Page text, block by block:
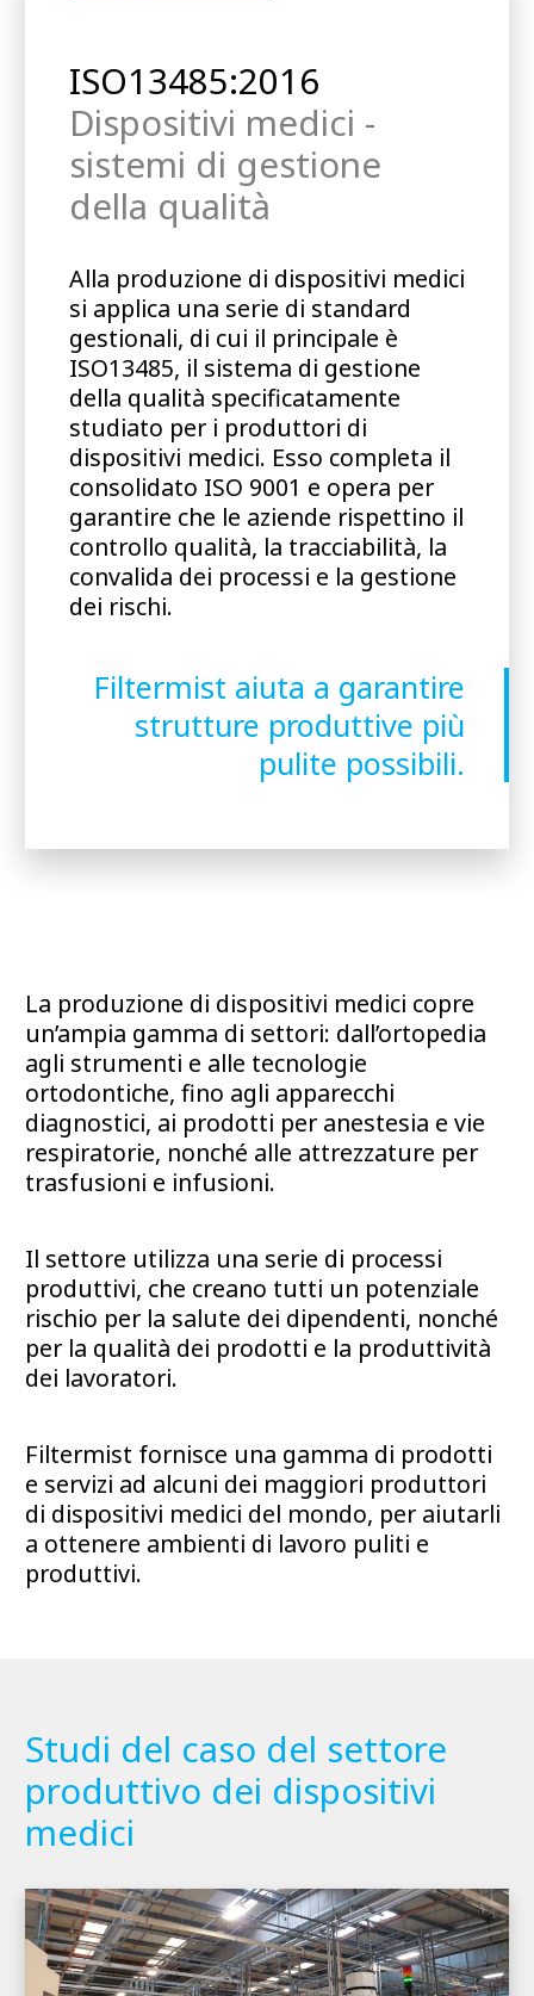
ISO13485:2016
Dispositivi medici -
sistemi di gestione
della qualità
Alla produzione di dispositivi medici
si applica una serie di standard
gestionali, di cui il principale è
ISO13485, il sistema di gestione
della qualità specificatamente
studiato per i produttori di
dispositivi medici. Esso completa il
consolidato ISO 9001 e opera per
garantire che le aziende rispettino il
controllo qualità, la tracciabilità, la
convalida dei processi e la gestione
dei rischi.
Filtermist aiuta a garantire
strutture produttive più
pulite possibili.
La produzione di dispositivi medici copre
un’ampia gamma di settori: dall’ortopedia
agli strumenti e alle tecnologie
ortodontiche, fino agli apparecchi
diagnostici, ai prodotti per anestesia e vie
respiratorie, nonché alle attrezzature per
trasfusioni e infusioni.
Il settore utilizza una serie di processi
produttivi, che creano tutti un potenziale
rischio per la salute dei dipendenti, nonché
per la qualità dei prodotti e la produttività
dei lavoratori.
Filtermist fornisce una gamma di prodotti
e servizi ad alcuni dei maggiori produttori
di dispositivi medici del mondo, per aiutarli
a ottenere ambienti di lavoro puliti e
produttivi.
Studi del caso del settore
produttivo dei dispositivi
medici